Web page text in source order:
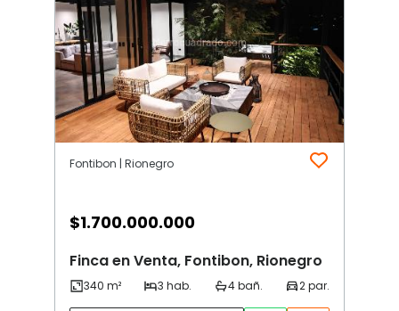
Fontibon | Rionegro
$1.700.000.000
Finca en Venta, Fontibon, Rionegro